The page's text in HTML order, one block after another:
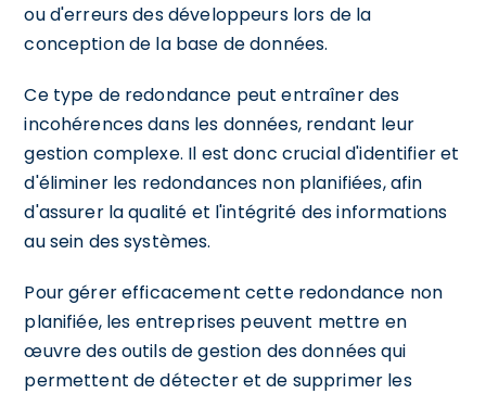
ou d'erreurs des développeurs lors de la
conception de la base de données.
Ce type de redondance peut entraîner des
incohérences dans les données, rendant leur
gestion complexe. Il est donc crucial d'identifier et
d'éliminer les redondances non planifiées, afin
d'assurer la qualité et l'intégrité des informations
au sein des systèmes.
Pour gérer efficacement cette redondance non
planifiée, les entreprises peuvent mettre en
œuvre des outils de gestion des données qui
permettent de détecter et de supprimer les